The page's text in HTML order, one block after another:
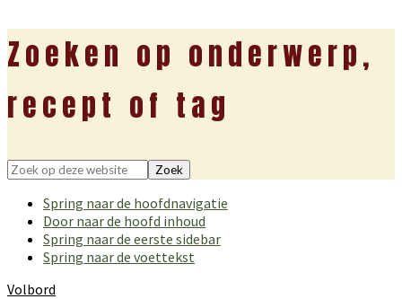
Zoeken op onderwerp,
recept of tag
Zoek
deze
website
Spring naar de hoofdnavigatie
Door naar de hoofd inhoud
Spring naar de eerste sidebar
Spring naar de voettekst
Volbord